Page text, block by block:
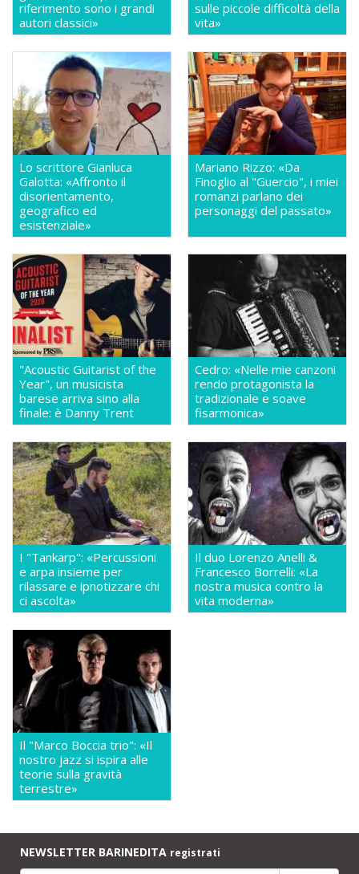
riferimento sono i grandi
autori classici»
sulle piccole difficoltà della
vita»
Lo scrittore Gianluca
Galotta: «Affronto il
disorientamento,
geografico ed
esistenziale»
Mariano Rizzo: «Da
Finoglio al "Guercio", i miei
romanzi parlano dei
personaggi del passato»
"Acoustic Guitarist of the
Year", un musicista
barese arriva sino alla
finale: è Danny Trent
Cedro: «Nelle mie canzoni
rendo protagonista la
tradizionale e soave
fisarmonica»
I "Tankarp": «Percussioni
e arpa insieme per
rilassare e ipnotizzare chi
ci ascolta»
Il duo Lorenzo Anelli &
Francesco Borrelli: «La
nostra musica contro la
vita moderna»
Il "Marco Boccia trio": «Il
nostro jazz si ispira alle
teorie sulla gravità
terrestre»
NEWSLETTER BARINEDITA registrati